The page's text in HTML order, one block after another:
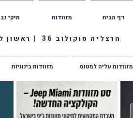
הרצליה סוקולוב 36 | ראשון לציון הרצל 47 | פתח תקווה אשכנזי 1
תיקי גב מזוודות דף הבית
מזוודות בינוניות מזוודות עליה למטוס